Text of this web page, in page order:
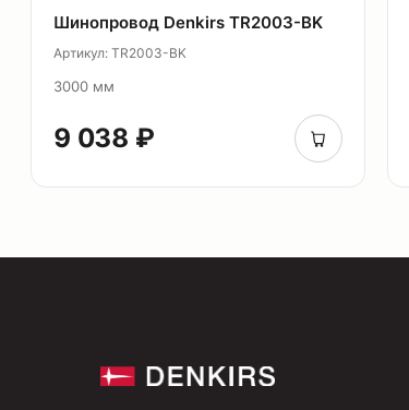
Шинопровод Denkirs TR2003-BK
Артикул: TR2003-BK
3000 мм
9 038 ₽